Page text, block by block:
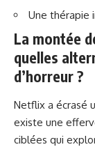
Une thérapie
La montée
quelles
d’horreur ?
Netflix a écrasé
existe une
ciblées qui